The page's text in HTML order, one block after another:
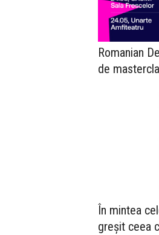
Romanian
de
În mintea
greșit ceea